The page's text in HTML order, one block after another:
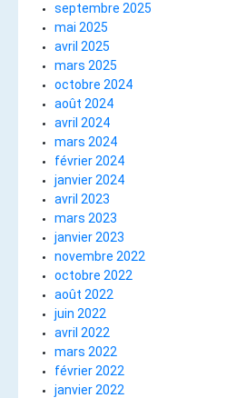
septembre 2025
mai 2025
avril 2025
mars 2025
octobre 2024
août 2024
avril 2024
mars 2024
février 2024
janvier 2024
avril 2023
mars 2023
janvier 2023
novembre 2022
octobre 2022
août 2022
juin 2022
avril 2022
mars 2022
février 2022
janvier 2022